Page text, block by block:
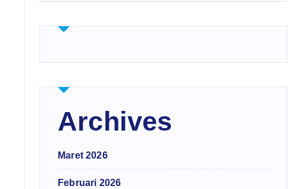
Archives
Maret 2026
Februari 2026